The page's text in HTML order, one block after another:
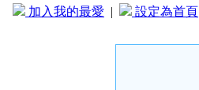
加入我的最愛 | 設定為首頁